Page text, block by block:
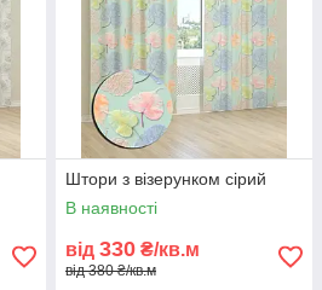
Штори з візерунком сірий
В наявності
від 330 ₴/кв.м
від 380 ₴/кв.м